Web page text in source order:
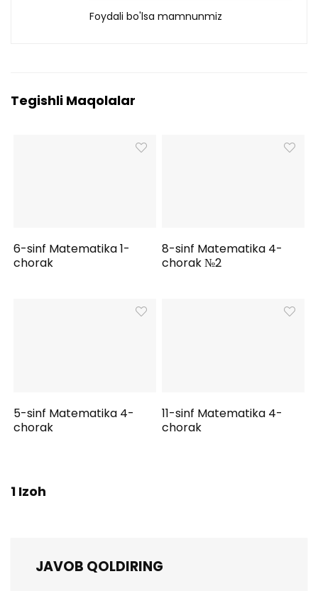
Foydali bo'lsa mamnunmiz
Tegishli Maqolalar
6-sinf Matematika 1-
chorak
8-sinf Matematika 4-
chorak №2
5-sinf Matematika 4-
chorak
11-sinf Matematika 4-
chorak
1 Izoh
JAVOB QOLDIRING